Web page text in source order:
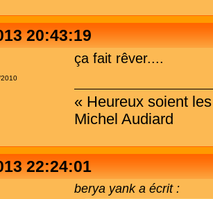
20:43:19
2010
ça fait rêver....
« Heureux soient
Michel Audiard
22:24:01
berya yank a écrit :